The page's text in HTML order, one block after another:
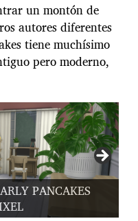
un montón de
autores diferentes
tiene muchísimo
pero moderno,
FOTOPIXEL